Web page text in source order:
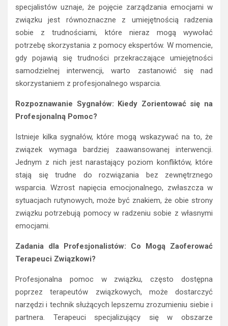
specjalistów uznaje, że pojęcie zarządzania emocjami w
związku jest równoznaczne z umiejętnością radzenia
sobie z trudnościami, które nieraz mogą wywołać
potrzebę skorzystania z pomocy ekspertów. W momencie,
gdy pojawią się trudności przekraczające umiejętności
samodzielnej interwencji, warto zastanowić się nad
skorzystaniem z profesjonalnego wsparcia.
Rozpoznawanie Sygnałów: Kiedy Zorientować się na
Profesjonalną Pomoc?
Istnieje kilka sygnałów, które mogą wskazywać na to, że
związek wymaga bardziej zaawansowanej interwencji.
Jednym z nich jest narastający poziom konfliktów, które
stają się trudne do rozwiązania bez zewnętrznego
wsparcia. Wzrost napięcia emocjonalnego, zwłaszcza w
sytuacjach rutynowych, może być znakiem, że obie strony
związku potrzebują pomocy w radzeniu sobie z własnymi
emocjami.
Zadania dla Profesjonalistów: Co Mogą Zaoferować
Terapeuci Związkowi?
Profesjonalna pomoc w związku, często dostępna
poprzez terapeutów związkowych, może dostarczyć
narzędzi i technik służących lepszemu zrozumieniu siebie i
partnera. Terapeuci specjalizujący się w obszarze